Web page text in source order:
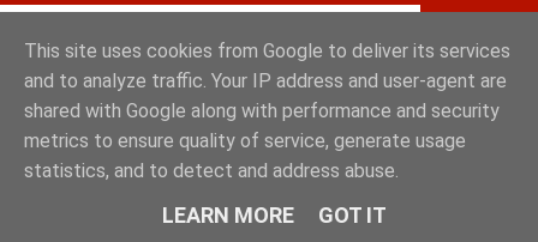
This site uses cookies from Google to deliver its services
and to analyze traffic. Your IP address and user-agent are
shared with Google along with performance and security
metrics to ensure quality of service, generate usage
statistics, and to detect and address abuse.
LEARN MORE GOT IT